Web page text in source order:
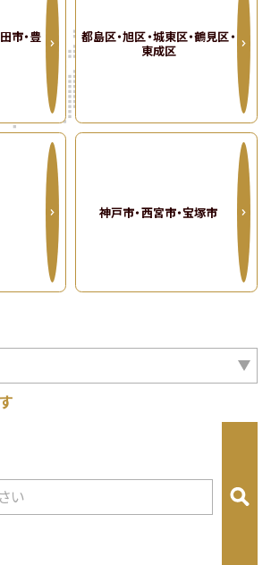
サポートガイド
で問い合わせする
友だち追加でお得！
お問い合わせフォーム
1分で入力完了！
様】
【入居者様専用ダイヤル】
0800-080-
市・豊
都島区・旭区・城東区・鶴見区・
東成区
神戸市・西宮市・宝塚市